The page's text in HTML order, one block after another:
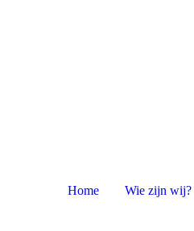
Home Wie zijn wij?